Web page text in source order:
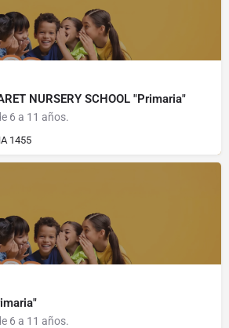
NURSERY SCHOOL "Primaria"
6 a 11 años.
1455
6 a 11 años.